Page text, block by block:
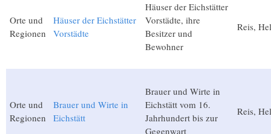
Orte und
Regionen
Häuser der Eichstätter
Vorstädte
Häuser der Eichstätter
Vorstädte, ihre
Besitzer und
Bewohner
Reis,
Orte und
Regionen
Brauer und Wirte in
Eichstätt
Brauer und Wirte in
Eichstätt vom 16.
Jahrhundert bis zur
Gegenwart
Reis,